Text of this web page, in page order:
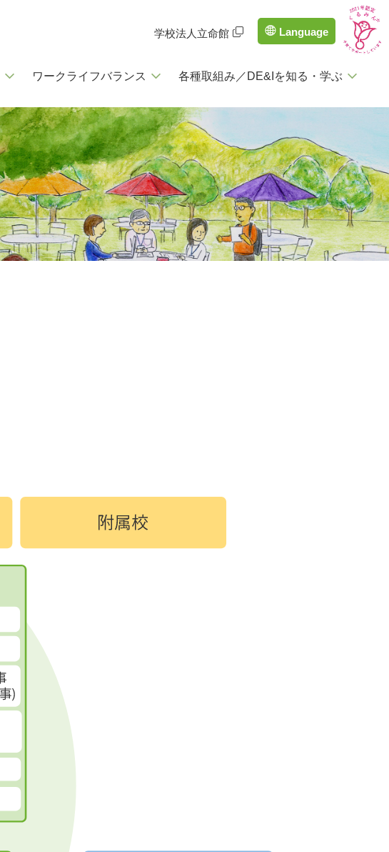
ワークライフバランス 各種取組み／DE&Iを知る・学ぶ
学校法⼈立命館 Language